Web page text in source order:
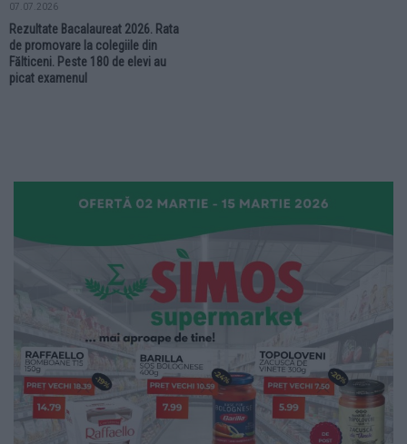
07.07.2026
Rezultate Bacalaureat 2026. Rata
de promovare la colegiile din
Fălticeni. Peste 180 de elevi au
picat examenul